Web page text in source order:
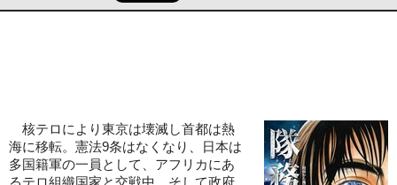
核テロにより東京は壊滅し首都は熱
海に移転。憲法9条はなくなり、日本は
多国籍軍の一員として、アフリカにあ